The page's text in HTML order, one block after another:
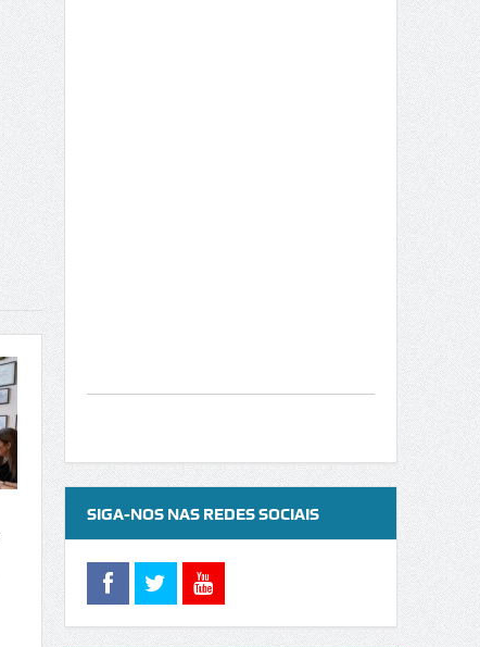
SIGA-NOS NAS REDES SOCIAIS